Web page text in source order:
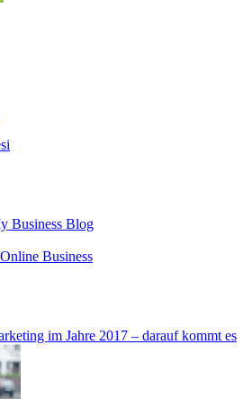
Business Blog
Business
im Jahre 2017 – darauf kommt es